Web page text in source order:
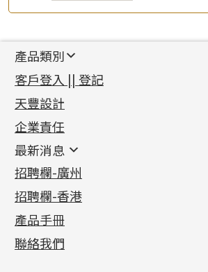
產品類別
新產品
足金系列
足金配件
機織鏈系列
珠仔鏈
镶口链
管狀網鏈
十字車花鏈系列
十字閃O鏈系列
十字錘打鏈系列
側身車花鏈系列
側身鏈系列
首飾配件
耳環類配件
卷迫系列
螺絲迫系列
梅花迫系列
平臺迫系列
綫拍系列
美拍系列
鏈類配件
動感車花吊墜
調節珠系列
生圈扣系列
龍蝦扣系列
鴨俐制系列
其他類配件
珠盤系列
袖口鈕系列
焊片及鐳射綫
空心車花管
珠類配件
無孔光身珠
空心光身珠
無孔批花珠
鑲口類
四爪頭系列
六爪頭系列
車花片
動感車花片
鑲口戒指
鑲口手鏈系列
首飾系列
手镯系列
戒指系列
空心耳環
空心车花管首饰链
空心手鐲系列
貴金屬原料
千足金
記憶金屬系列
記憶戒指
拉簧珠珠手鏈
記憶鈦手鐲
客戶登入 || 登記
天豐設計
企業責任
最新消息
最新消息
各項證書(2)
相片集(9)
展覽會資訊
最新產品資訊
招聘欄-廣州
招聘欄-香港
產品手冊
聯絡我們